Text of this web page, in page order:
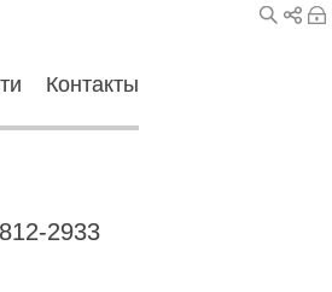
Контакты
2933